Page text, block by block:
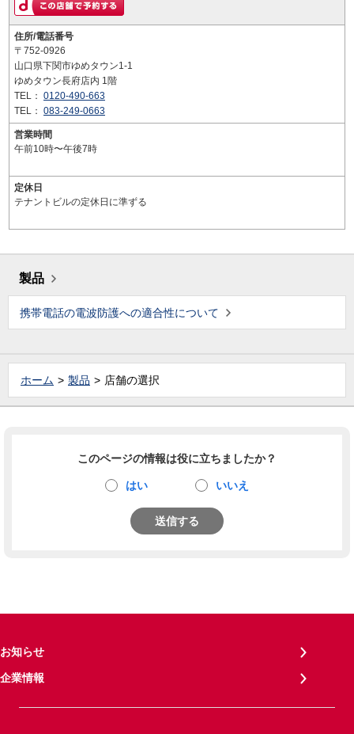
住所/電話番号
〒752-0926
山口県下関市ゆめタウン1-1
ゆめタウン長府店内 1階
TEL： 0120-490-663
TEL： 083-249-0663
営業時間
午前10時〜午後7時
定休日
テナントビルの定休日に準ずる
製品
携帯電話の電波防護への適合性について
ホーム 製品 店舗の選択
このページの情報は役に立ちましたか？
はい いいえ
送信する
お知らせ
企業情報